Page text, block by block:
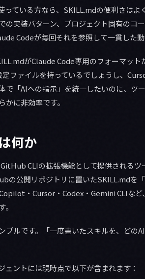
っている方なら、SKILL.mdの便利さは
の実装パターン、プロジェクト固有の
Codeが毎回それを参照して一貫した動
がClaude Code専用のフォーマッ
ファイルを持っているでしょうし、
で「AIへの指示」を統一したいのに、ツ
に非効率です。
何か
CLIの拡張機能として提供される
の公開リポジトリに置いたSKILL.mdを
・Cursor・Codex・Gemini CLIなど
プルです。「一度書いたスキルを、どの
ェントには現時点で以下が含まれます：